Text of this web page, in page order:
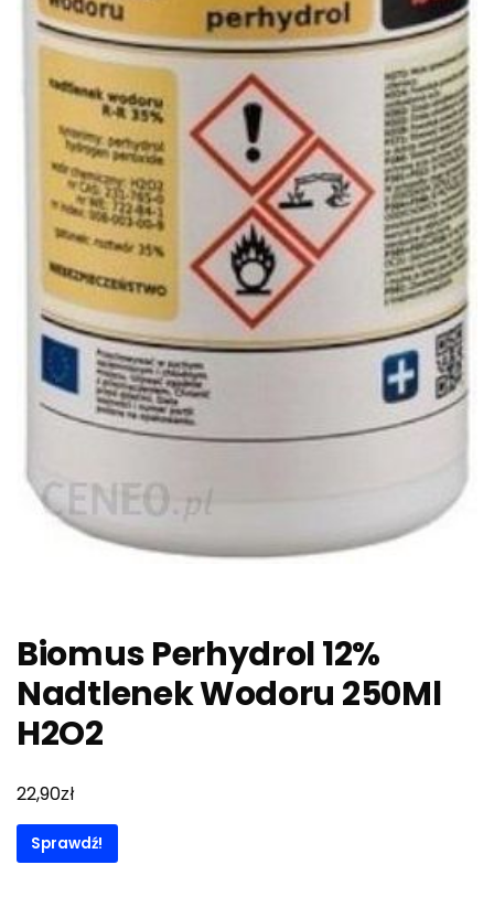
Biomus Perhydrol 12%
Nadtlenek Wodoru 250Ml
H2O2
22,90zł
Sprawdź!